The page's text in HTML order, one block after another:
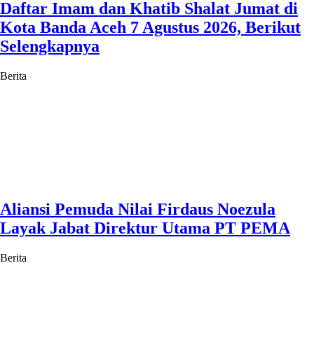
Daftar Imam dan Khatib Shalat Jumat di
Kota Banda Aceh 7 Agustus 2026, Berikut
Selengkapnya
Berita
Aliansi Pemuda Nilai Firdaus Noezula
Layak Jabat Direktur Utama PT PEMA
Berita